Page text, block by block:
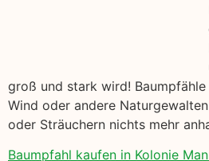
groß und stark wird!
Wind oder andere
oder Sträuchern nichts mehr
Baumpfahl kaufen in Kolonie